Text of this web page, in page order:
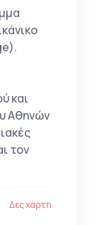
και
Αθηνών
τον
Δες χάρτη